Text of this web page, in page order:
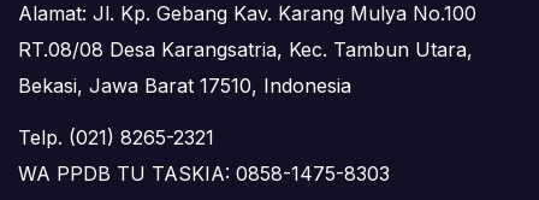
Alamat: Jl. Kp. Gebang Kav. Karang Mulya No.100
RT.08/08 Desa Karangsatria, Kec. Tambun Utara,
Bekasi, Jawa Barat 17510, Indonesia
Telp. (021) 8265-2321
WA PPDB TU TASKIA: 0858-1475-8303